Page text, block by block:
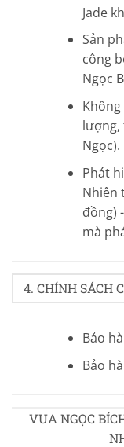
Jade
Sản
công
Ngọc
lượng,
Ngọc).
Phát
Nhiên
đồng)
mà
4. CHÍNH SÁCH
Bảo
Bảo
VUA NGỌC